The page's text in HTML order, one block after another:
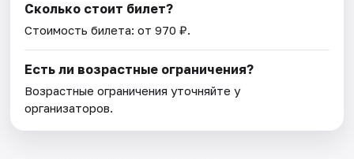
Сколько стоит билет?
Стоимость билета: от 970 ₽.
Есть ли возрастные ограничения?
Возрастные ограничения уточняйте у
организаторов.